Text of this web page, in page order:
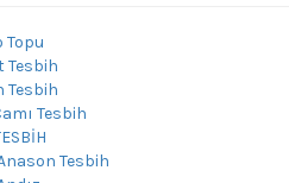
Topu
Tesbih
Tesbih
Tesbih
Tesbih